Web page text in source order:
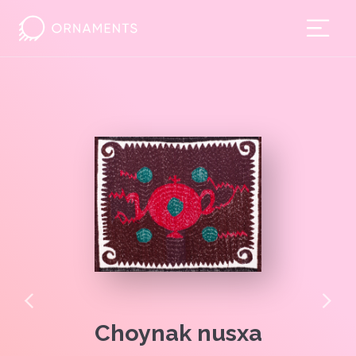
Choynak nusxa
Bodom